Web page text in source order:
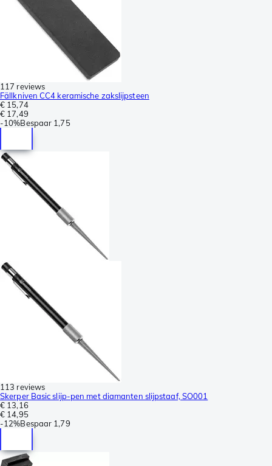
117 reviews
Fällkniven CC4 keramische zakslijpsteen
€ 15,74
€ 17,49
-10%Bespaar 1,75
113 reviews
Skerper Basic slijp-pen met diamanten slijpstaaf, SO001
€ 13,16
€ 14,95
-12%Bespaar 1,79